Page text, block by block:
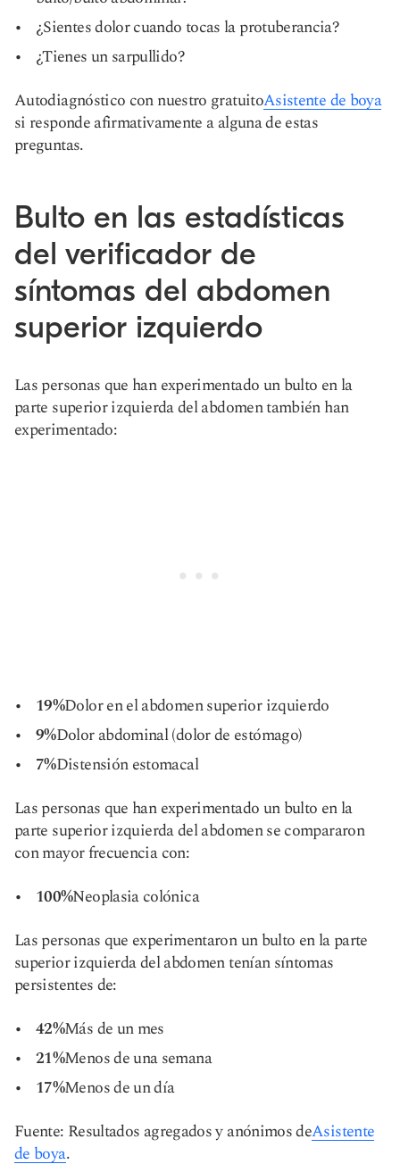
¿Sientes dolor cuando tocas la protuberancia?
¿Tienes un sarpullido?
Autodiagnóstico con nuestro gratuitoAsistente de boya
si responde afirmativamente a alguna de estas
preguntas.
Bulto en las estadísticas
del verificador de
síntomas del abdomen
superior izquierdo
Las personas que han experimentado un bulto en la
parte superior izquierda del abdomen también han
experimentado:
19%Dolor en el abdomen superior izquierdo
9%Dolor abdominal (dolor de estómago)
7%Distensión estomacal
Las personas que han experimentado un bulto en la
parte superior izquierda del abdomen se compararon
con mayor frecuencia con:
100%Neoplasia colónica
Las personas que experimentaron un bulto en la parte
superior izquierda del abdomen tenían síntomas
persistentes de:
42%Más de un mes
21%Menos de una semana
17%Menos de un día
Fuente: Resultados agregados y anónimos deAsistente
de boya.